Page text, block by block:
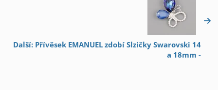
Další: Přívěsek EMANUEL zdobí Slzičky Swarovski 14
a 18mm -